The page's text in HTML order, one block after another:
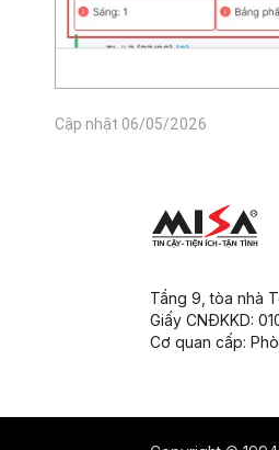
Cập nhật 06/05/2026
Tầng 9, tòa nhà
Giấy CNĐKKD:
Cơ quan cấp: